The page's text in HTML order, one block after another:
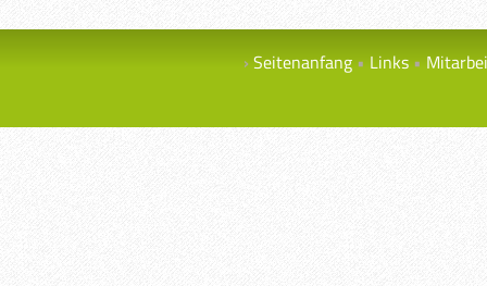
Seitenanfang Links